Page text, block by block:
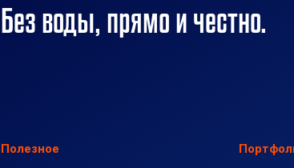
Без воды, прямо и честно.
Полезное